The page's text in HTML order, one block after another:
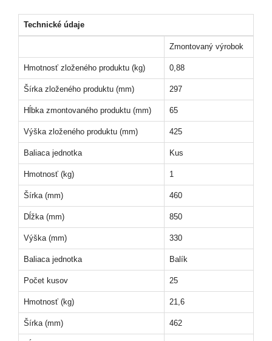
Technické údaje
Zmontovaný výrobok
Hmotnosť zloženého produktu (kg) 0,88
Šírka zloženého produktu (mm) 297
Hĺbka zmontovaného produktu (mm) 65
Výška zloženého produktu (mm) 425
Baliaca jednotka Kus
Hmotnosť (kg) 1
Šírka (mm) 460
Dĺžka (mm) 850
Výška (mm) 330
Baliaca jednotka Balík
Počet kusov 25
Hmotnosť (kg) 21,6
Šírka (mm) 462